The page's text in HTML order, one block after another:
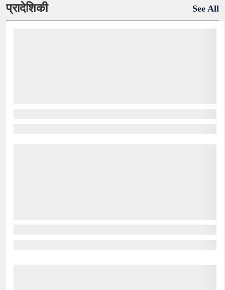
प्रादेशिकी See All